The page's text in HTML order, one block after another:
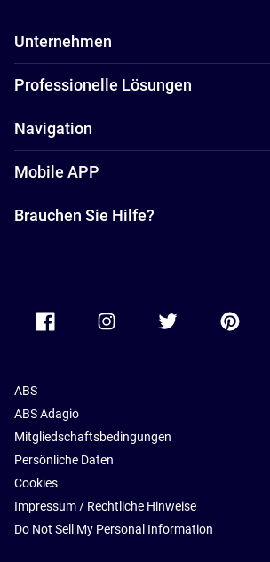
Unternehmen
Professionelle Lösungen
Navigation
Mobile APP
Brauchen Sie Hilfe?
Accor Facebook Accor TwitterAccor
ABS
ABS Adagio
Mitgliedschaftsbedingungen
Persönliche Daten
Cookies
Impressum / Rechtliche Hinweise
Do Not Sell My Personal Information